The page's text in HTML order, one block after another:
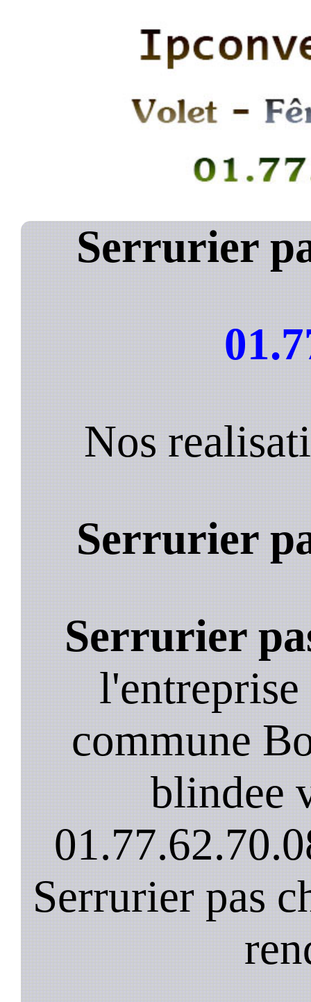
Serrurier
Nos
Serrurier
Serrurier
commune
blindee
Serrurier pas